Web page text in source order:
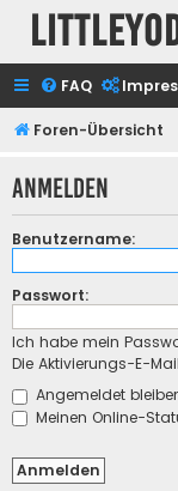
FAQ
Foren-Übersicht
Anmelden
Benutzername:
Passwort:
Ich habe mein
Die Aktivierungs-E-
Angemeldet
Meinen Online-